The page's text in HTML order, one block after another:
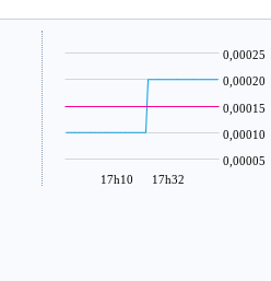
17h10 17h32
0,00005
0,00010
0,00015
0,00020
0,00025